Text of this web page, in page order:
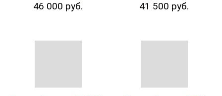
46 000 руб. 41 500 руб.